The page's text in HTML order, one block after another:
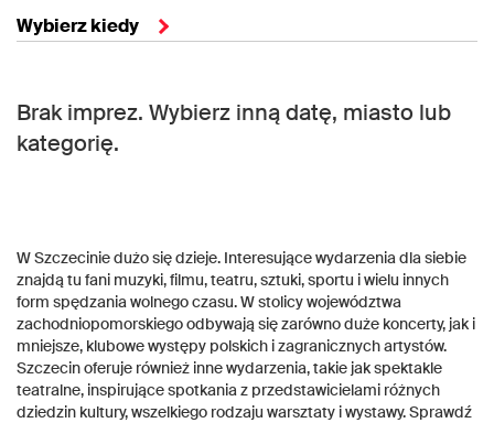
Wybierz kiedy
Brak imprez. Wybierz inną datę, miasto lub
kategorię.
W Szczecinie dużo się dzieje. Interesujące wydarzenia dla siebie
znajdą tu fani muzyki, filmu, teatru, sztuki, sportu i wielu innych
form spędzania wolnego czasu. W stolicy województwa
zachodniopomorskiegoodbywają się zarówno duże koncerty, jak i
mniejsze, klubowe występy polskich i zagranicznych artystów.
Szczecin oferuje również inne wydarzenia, takie jak spektakle
teatralne, inspirujące spotkania z przedstawicielami różnych
dziedzin kultury, wszelkiego rodzaju warsztaty i wystawy. Sprawdź